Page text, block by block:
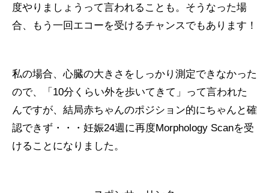
度やりましょうって言われることも。そうなった場
合、もう一回エコーを受けるチャンスでもあります！
私の場合、心臓の大きさをしっかり測定できなかった
ので、「10分くらい外を歩いてきて」って言われた
んですが、結局赤ちゃんのポジション的にちゃんと確
認できず・・・妊娠24週に再度Morphology Scanを受
けることになりました。